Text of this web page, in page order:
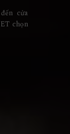
cửa
chọn